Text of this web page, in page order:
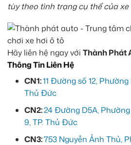
tùy theo tình trạng cụ thể của xe
Hãy liên hệ ngay với Thành Phát
Thông Tin Liên Hệ
CN1:11 Đường số 12,
Thủ Đức
CN2:24 Đường D5A,
9, TP. Thủ Đức
CN3:753 Nguyễn Ảnh Thủ,